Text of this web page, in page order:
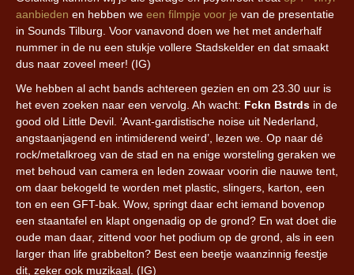
aanbieden en hebben we een filmpje voor je van de presentatie
in Sounds Tilburg. Voor vanavond doen we het met anderhalf
nummer in de nu een stukje vollere Stadskelder en dat smaakt
dus naar zoveel meer! (IG)
We hebben al acht bands achtereen gezien en om 23.30 uur is
het even zoeken naar een vervolg. Ah wacht: Fckn Bstrds in de
good old Little Devil. ‘Avant-gardistische noise uit Nederland,
angstaanjagend en intimiderend weird’, lezen we. Op naar dé
rock/metalkroeg van de stad en na enige worsteling geraken we
met behoud van camera en leden zowaar voorin die nauwe tent,
om daar bekogeld te worden met plastic, slingers, karton, een
ton en een GFT-bak. Wow, springt daar echt iemand bovenop
een staantafel en klapt ongenadig op de grond? En wat doet die
oude man daar, zittend voor het podium op de grond, als in een
larger than life grabbelton? Best een beetje waanzinnig feestje
dit, zeker ook muzikaal. (IG)